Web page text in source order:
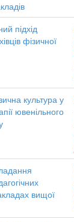
підхід
фізичної
культура у
ювенільного
вищої